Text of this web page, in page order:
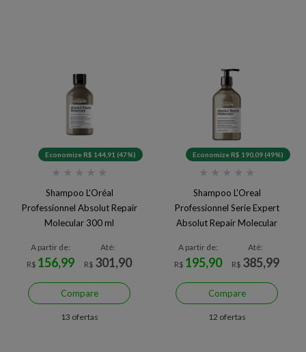
Economize R$ 144,91 (47%)
★ ★ ★ ★ ★
Shampoo L'Oréal
Professionnel Absolut Repair
Molecular 300 ml
A partir de:
R$ 156,99
Até:
R$ 301,90
Compare
13 ofertas
Economize R$ 190,09 (49%)
★ ★ ★ ★ ★
Shampoo L'Oreal
Professionnel Serie Expert
Absolut Repair Molecular
A partir de:
R$ 195,90
Até:
R$ 385,99
Compare
12 ofertas